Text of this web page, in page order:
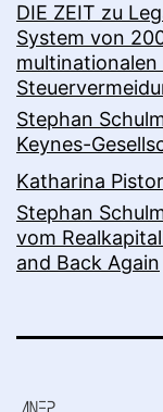
DIE ZEIT zu
System von
multinationalen
Stephan
Keynes-
Katharina
Stephan
vom
and Back Again